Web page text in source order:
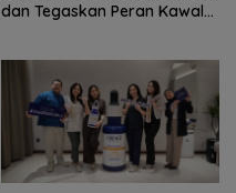
dan Tegaskan Peran Kawal